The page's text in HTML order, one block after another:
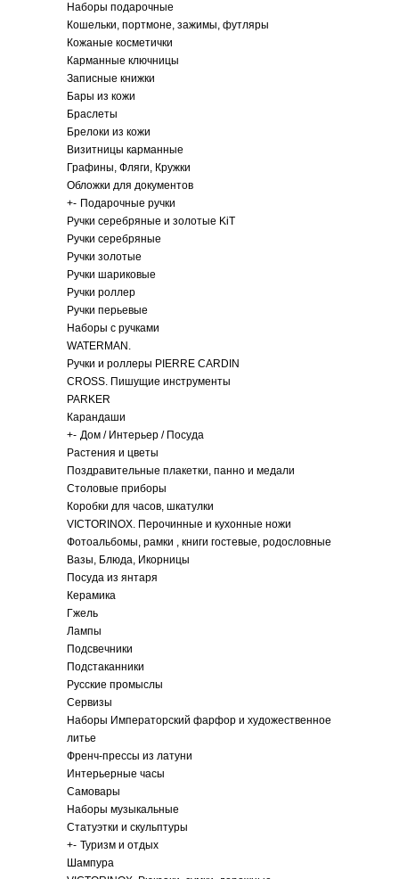
Наборы подарочные
Кошельки, портмоне, зажимы, футляры
Кожаные косметички
Карманные ключницы
Записные книжки
Бары из кожи
Браслеты
Брелоки из кожи
Визитницы карманные
Графины, Фляги, Кружки
Обложки для документов
+- Подарочные ручки
Ручки серебряные и золотые KiT
Ручки серебряные
Ручки золотые
Ручки шариковые
Ручки роллер
Ручки перьевые
Наборы с ручками
WATERMAN.
Ручки и роллеры PIERRE CARDIN
CROSS. Пишущие инструменты
PARKER
Карандаши
+- Дом / Интерьер / Посуда
Растения и цветы
Поздравительные плакетки, панно и медали
Столовые приборы
Коробки для часов, шкатулки
VICTORINOX. Перочинные и кухонные ножи
Фотоальбомы, рамки , книги гостевые, родословные
Вазы, Блюда, Икорницы
Посуда из янтаря
Керамика
Гжель
Лампы
Подсвечники
Подстаканники
Русские промыслы
Сервизы
Наборы Императорский фарфор и художественное
литье
Френч-прессы из латуни
Интерьерные часы
Самовары
Наборы музыкальные
Статуэтки и скульптуры
+- Туризм и отдых
Шампура